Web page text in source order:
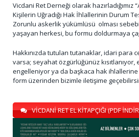
Vicdani Ret Derneği olarak hazırladığımız
Kişilerin Uğradığı Hak İhlallerinin Durum
Zorunlu askerlik yükümlüsü olması
yaşayan herkesi, bu formu doldurmaya
Hakkınızda tutulan tutanaklar, idari para
varsa; seyahat özgürlüğünüz kısıtlanıyor,
engelleniyor ya da başkaca hak ihlallerine
form üzerinden bizimle iletişime
VİCDANİ RET EL KİTAPÇIĞI (PDF